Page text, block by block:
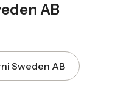
AB
Sweden AB